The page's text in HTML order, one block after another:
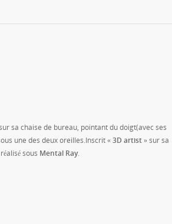
sa chaise de bureau, pointant du doigt(avec ses
une des deux oreilles.Inscrit «3D artist» sur sa
sous Mental Ray.